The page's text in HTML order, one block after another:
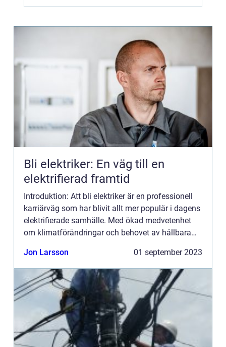
Bli elektriker: En väg till en
elektrifierad framtid
Introduktion: Att bli elektriker är en professionell
karriärväg som har blivit allt mer populär i dagens
elektrifierade samhälle. Med ökad medvetenhet
om klimatförändringar och behovet av hållbara
ex...
Jon Larsson 01 september 2023